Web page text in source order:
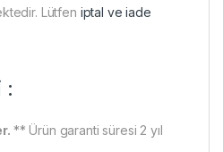
Lütfen iptal ve iade
:
** Ürün garanti süresi 2 yıl